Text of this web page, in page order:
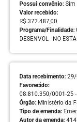
Possui convênio: Sim
Valor recebido:
R$ 372.487,00
Programa/Finalidade:
DESENVOL - NO
Data recebimento:
Favorecido:
08.810.350/0001-25 -
Órgão: Ministério da
Tipo de emenda:
Autor da emenda: